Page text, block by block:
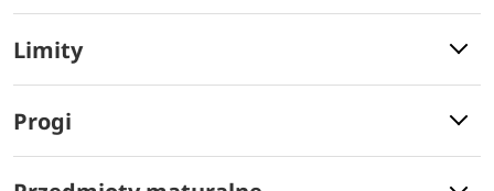
Limity
Progi